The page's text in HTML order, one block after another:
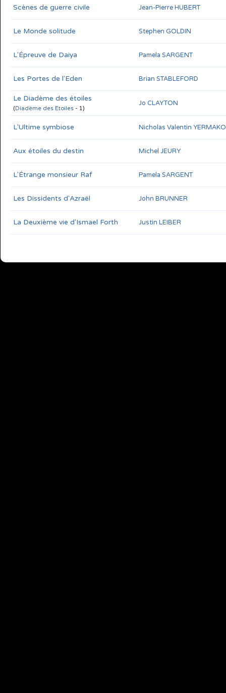
Scènes de guerre civile Jean-Pierre HUBERT
Le Monde solitude Stephen GOLDIN
L'Épreuve de Daiya Pamela SARGENT
Les Portes de l'Eden Brian STABLEFORD
Le Diadème des étoiles
(Diadème des Etoiles - 1)
Jo CLAYTON
L'Ultime symbiose Nicholas Valentin
Aux étoiles du destin Michel JEURY
L'Étrange monsieur Raf Pamela SARGENT
Les Dissidents d'Azraël John BRUNNER
La Deuxième vie d'Ismael Forth Justin LEIBER